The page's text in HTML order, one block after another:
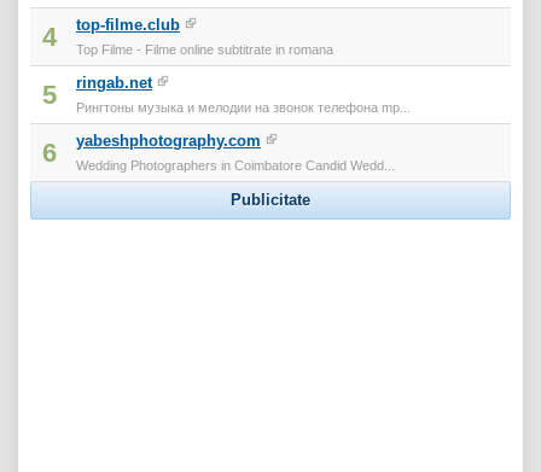
4 top-filme.club
Top Filme - Filme online subtitrate in romana
5 ringab.net
Рингтоны музыка и мелодии на звонок телефона mp...
6 yabeshphotography.com
Wedding Photographers in Coimbatore Candid Wedd...
Publicitate